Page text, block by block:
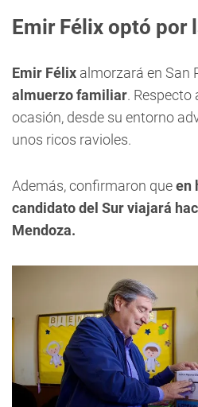
Emir Félix optó por
Emir Félix almorzará en San
almuerzo familiar. Respecto
ocasión, desde su entorno
unos ricos ravioles.
Además, confirmaron queen
candidato del Sur viajará
Mendoza.